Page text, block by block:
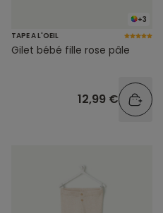
+3
TAPE A L'OEIL
Gilet bébé fille rose pâle
12,99 €